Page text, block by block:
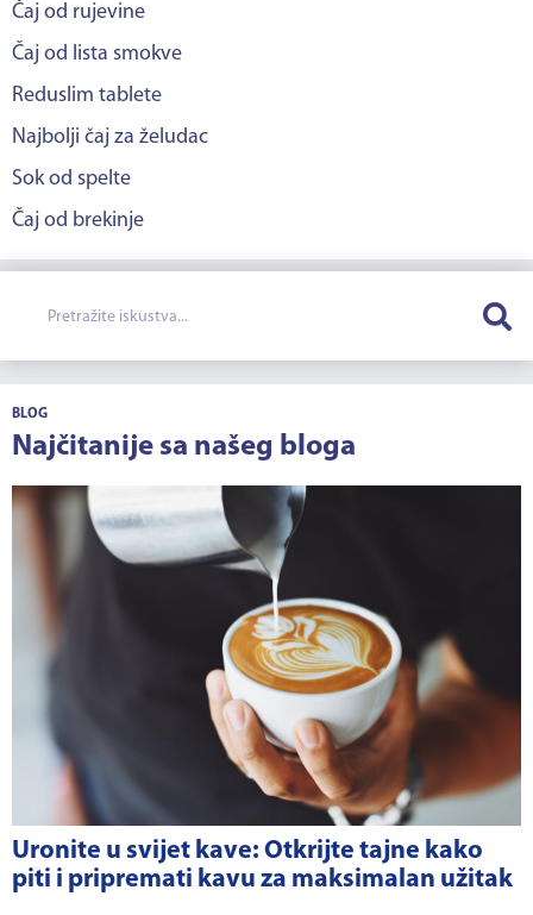
Čaj od rujevine
Čaj od lista smokve
Reduslim tablete
Najbolji čaj za želudac
Sok od spelte
Čaj od brekinje
BLOG
Najčitanije sa našeg bloga
Uronite u svijet kave: Otkrijte tajne kako
piti i pripremati kavu za maksimalan užitak